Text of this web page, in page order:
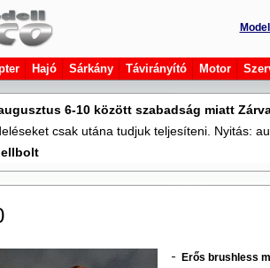
Hajó Sárkány Távirányító Motor
6-10 között szabadság miatt
csak utána tudjuk teljesíteni. Nyitás:
Erős brushless